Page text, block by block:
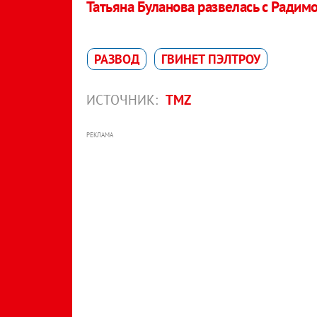
Татьяна Буланова развелась с
РАЗВОД ГВИНЕТ ПЭЛТРОУ
ИСТОЧНИК: TMZ
РЕКЛАМА